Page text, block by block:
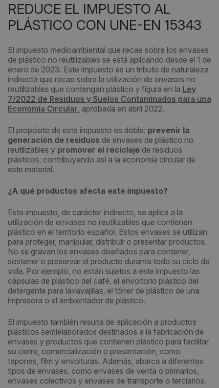
REDUCE EL IMPUESTO AL
PLÁSTICO CON UNE-EN 15343
El impuesto medioambiental que recae sobre los envases
de plástico no reutilizables se está aplicando desde el 1 de
enero de 2023. Este impuesto es un tributo de naturaleza
indirecta que recae sobre la utilización de envases no
reutilizables que contengan plástico y figura en la Ley
7/2022 de Residuos y Suelos Contaminados para una
Economía Circular, aprobada en abril 2022.
El propósito de este impuesto es doble: prevenir la
generación de residuos de envases de plástico no
reutilizables y promover el reciclaje de residuos
plásticos, contribuyendo así a la economía circular de
este material.
¿A qué productos afecta este impuesto?
Este impuesto, de carácter indirecto, se aplica a la
utilización de envases no reutilizables que contienen
plástico en el territorio español. Estos envases se utilizan
para proteger, manipular, distribuir o presentar productos.
No se gravan los envases diseñados para contener,
sostener o preservar el producto durante todo su ciclo de
vida. Por ejemplo, no están sujetos a este impuesto las
cápsulas de plástico del café, el envoltorio plástico del
detergente para lavavajillas, el tóner de plástico de una
impresora o el ambientador de plástico.
El impuesto también resulta de aplicación a productos
plásticos semielaborados destinados a la fabricación de
envases y productos que contienen plástico para facilitar
su cierre, comercialización o presentación, como
tapones, film y envolturas. Además, abarca a diferentes
tipos de envases, como envases de venta o primarios,
envases colectivos y envases de transporte o terciarios.